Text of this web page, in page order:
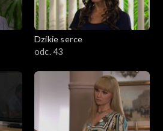
Dzikie serce
odc. 43